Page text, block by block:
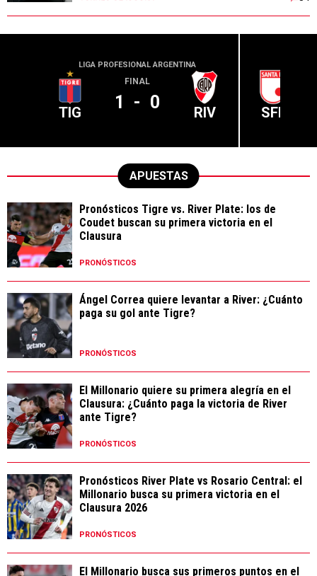
LIGA PROFESIONAL ARGENTINA
TIG
FINAL
1 - 0 RIV SFE
APUESTAS
Pronósticos Tigre vs. River Plate: los de
Coudet buscan su primera victoria en el
Clausura
PRONÓSTICOS
Ángel Correa quiere levantar a River: ¿Cuánto
paga su gol ante Tigre?
PRONÓSTICOS
El Millonario quiere su primera alegría en el
Clausura: ¿Cuánto paga la victoria de River
ante Tigre?
PRONÓSTICOS
Pronósticos River Plate vs Rosario Central: el
Millonario busca su primera victoria en el
Clausura 2026
PRONÓSTICOS
El Millonario busca sus primeros puntos en el